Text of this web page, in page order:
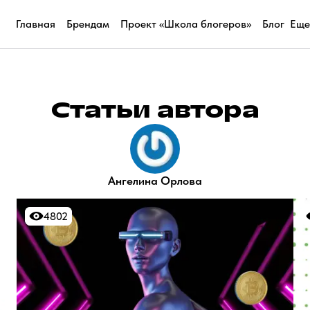
Главная Брендам Проект «Школа блогеров» Блог Еще
Статьи автора
Ангелина Орлова
4802
4802